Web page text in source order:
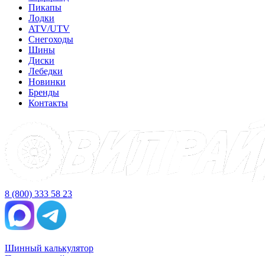
Пикапы
Лодки
ATV/UTV
Снегоходы
Шины
Диски
Лебедки
Новинки
Бренды
Контакты
8 (800) 333 58 23
Шинный калькулятор